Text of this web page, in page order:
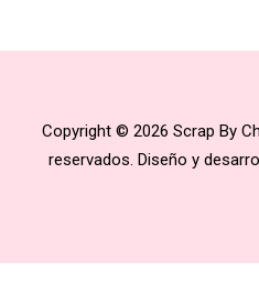
Copyright © 2026 Scrap By
reservados. Diseño y